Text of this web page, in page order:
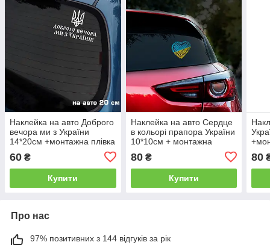
Наклейка на авто Доброго
вечора ми з України
14*20см +монтажна плівка
60 ₴
Купити
Наклейка на авто Сердце
в кольорі прапора України
10*10см + монтажна
80₴
Купити
80
Про нас
97% позитивних з 144 відгуків за рік